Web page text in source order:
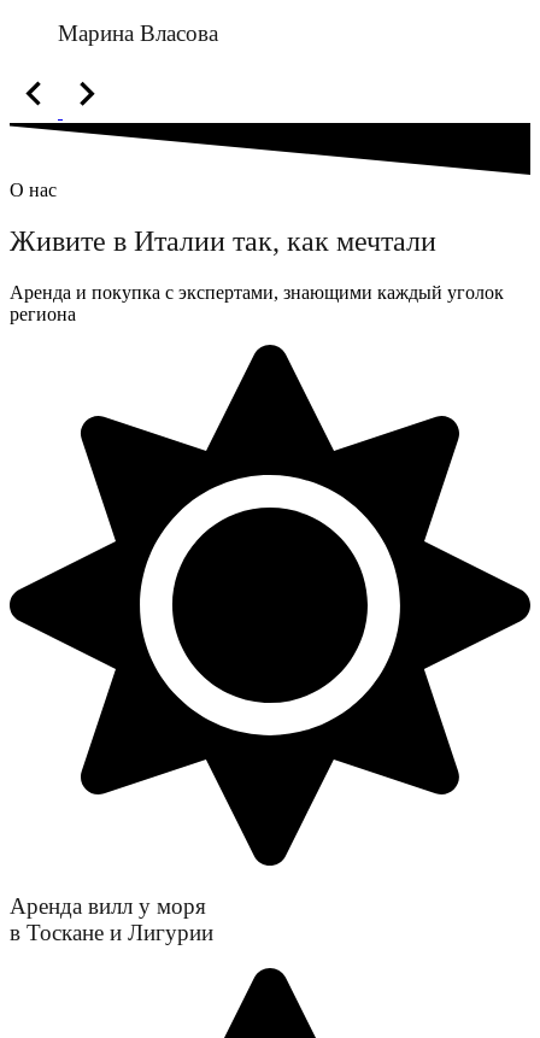
Марина Власова
О нас
Живите в Италии так, как мечтали
Аренда и покупка с экспертами, знающими каждый уголок
региона
Аренда вилл у моря
в Тоскане и Лигурии​